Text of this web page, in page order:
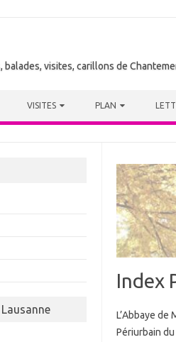
balades, visites, carillons de
VISITES PLAN
Index
L’Abbaye
Périurbain